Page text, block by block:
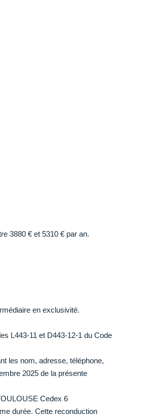
3880 € et 5310 € par an.
en exclusivité.
L443-11 et D443-12-1 du Code
les nom, adresse, téléphone,
2025 de la présente
Cedex 6
durée. Cette reconduction